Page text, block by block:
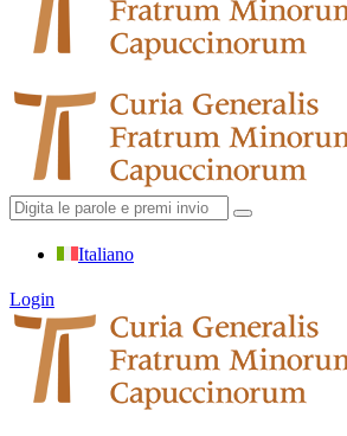
Italiano
Login